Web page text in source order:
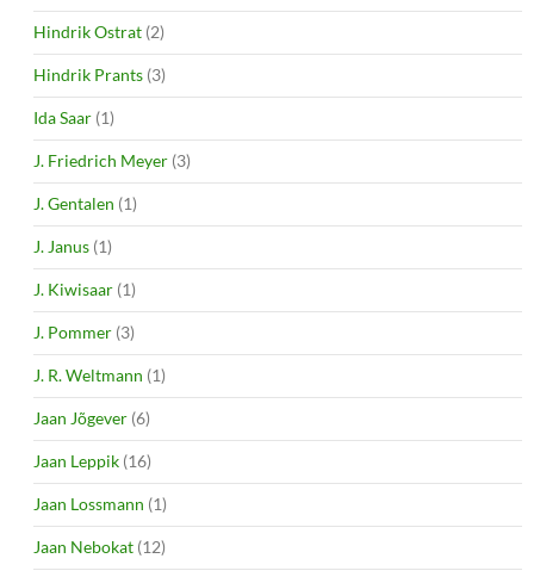
Hindrik Ostrat (2)
Hindrik Prants (3)
Ida Saar (1)
J. Friedrich Meyer (3)
J. Gentalen (1)
J. Janus (1)
J. Kiwisaar (1)
J. Pommer (3)
J. R. Weltmann (1)
Jaan Jõgever (6)
Jaan Leppik (16)
Jaan Lossmann (1)
Jaan Nebokat (12)